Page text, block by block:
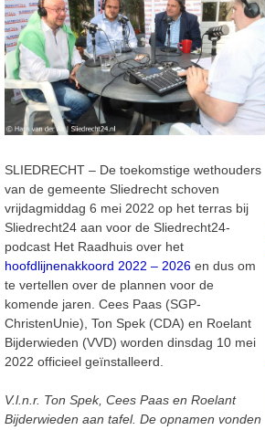
SLIEDRECHT – De toekomstige wethouders
van de gemeente Sliedrecht schoven
vrijdagmiddag 6 mei 2022 op het terras bij
Sliedrecht24 aan voor de Sliedrecht24-
podcast Het Raadhuis over het
hoofdlijnenakkoord 2022 – 2026 en dus om
te vertellen over de plannen voor de
komende jaren. Cees Paas (SGP-
ChristenUnie), Ton Spek (CDA) en Roelant
Bijderwieden (VVD) worden dinsdag 10 mei
2022 officieel geïnstalleerd.
V.l.n.r. Ton Spek, Cees Paas en Roelant
Bijderwieden aan tafel. De opnamen vonden